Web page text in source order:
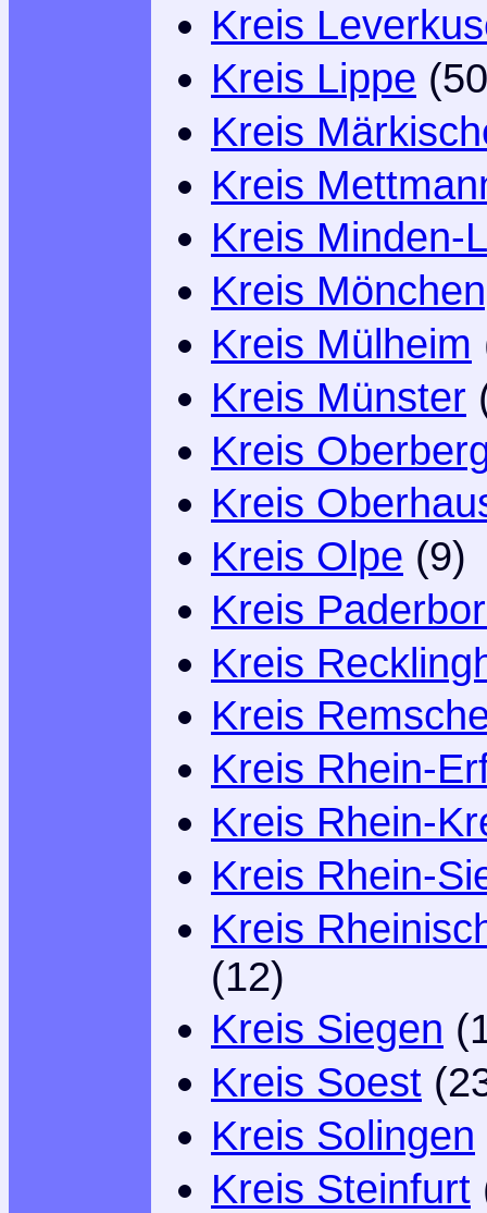
Kreis
Kreis Lippe
Kreis
Kreis
Kreis Minden-
Kreis
Kreis Mülheim
Kreis Münster
Kreis
Kreis
Kreis Olpe (9)
Kreis
Kreis
Kreis
Kreis Rhein-
Kreis Rhein-
Kreis Rhein-
Kreis
(12)
Kreis Siegen
Kreis Soest
Kreis Solingen
Kreis Steinfurt